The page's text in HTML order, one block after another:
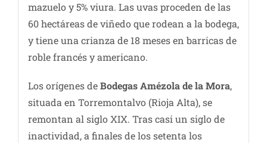
mazuelo y 5% viura. Las uvas proceden de las
60 hectáreas de viñedo que rodean a la bodega,
y tiene una crianza de 18 meses en barricas de
roble francés y americano.
Los orígenes deBodegas Amézola de la Mora,
situada en Torremontalvo (Rioja Alta), se
remontan al siglo XIX. Tras casi un siglo de
inactividad, a finales de los setenta los